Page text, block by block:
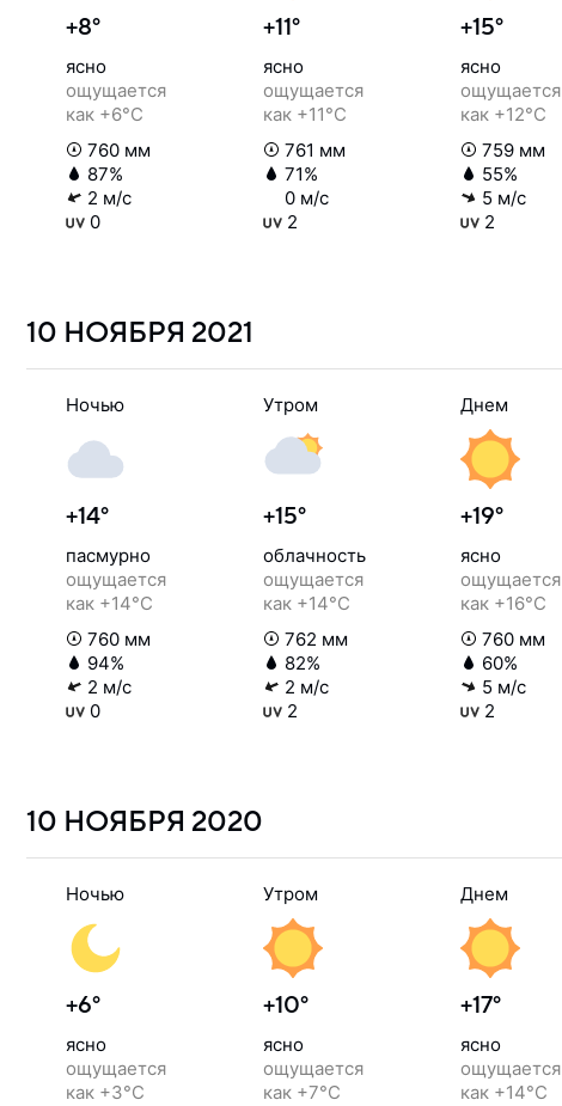
+8°
ясно
ощущается
как +6°C
760 мм
87%
2 м/с
0
+11°
ясно
ощущается
как +11°C
761 мм
71%
0 м/с
2
+15°
ясно
ощущается
как +12°C
759 мм
55%
5 м/с
2
10 НОЯБРЯ 2021
Ночью
+14°
пасмурно
ощущается
как +14°C
760 мм
94%
2 м/с
0
Утром
+15°
облачность
ощущается
как +14°C
762 мм
82%
2 м/с
2
Днем
+19°
ясно
ощущается
как +16°C
760 мм
60%
5 м/с
2
10 НОЯБРЯ 2020
Ночью
+6°
ясно
ощущается
как +3°C
Утром
+10°
ясно
ощущается
как +7°C
Днем
+17°
ясно
ощущается
как +14°C